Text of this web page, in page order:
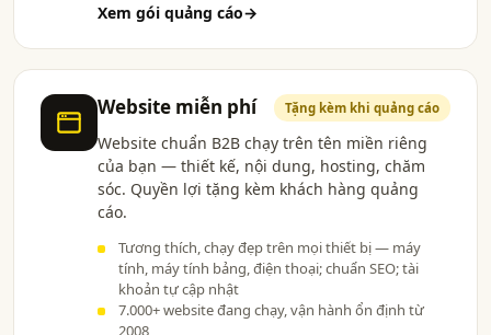
Xem gói quảng cáo→
Website miễn phí Tặng kèm khi quảng cáo
Website chuẩn B2B chạy trên tên miền riêng
của bạn — thiết kế, nội dung, hosting, chăm
sóc. Quyền lợi tặng kèm khách hàng quảng
cáo.
Tương thích, chạy đẹp trên mọi thiết bị — máy
tính, máy tính bảng, điện thoại; chuẩn SEO; tài
khoản tự cập nhật
7.000+ website đang chạy, vận hành ổn định từ
2008